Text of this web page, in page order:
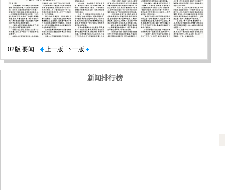
02版:要闻 上一版 下一版
新闻排行榜